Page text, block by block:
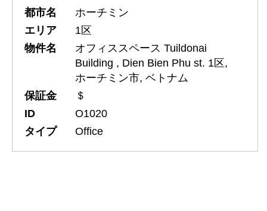
都市名
ホーチミン
エリア
1区
物件名
オフィススペース Tuildonai
Building , Dien Bien Phu st. 1区,
ホーチミン市, ベトナム
保証金
＄
ID
O1020
タイプ
Office